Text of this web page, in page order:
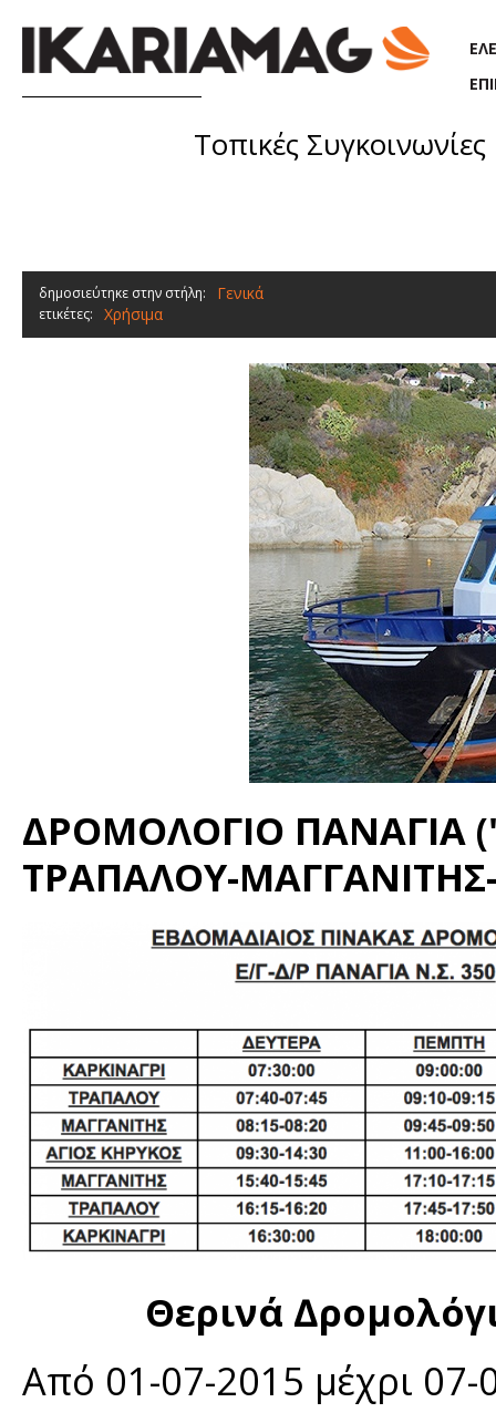
Τοπικές
δημοσιεύτηκε στην στήλη: Γενικά
ετικέτες: Χρήσιμα
ΔΡΟΜΟΛΟΓΙΟ ΠΑΝΑΓΙΑ
ΤΡΑΠΑΛΟΥ-
Θερινά
Από 01-07-2015 μέχρι 07-